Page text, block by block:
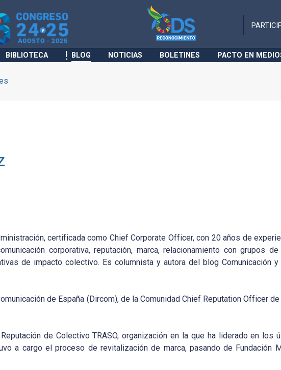
BIBLIOTECA BLOG NOTICIAS BOLETINES PACTO EN
certificada como Chief Corporate Officer, con 20 años de
corporativa, reputación, marca, relacionamiento con grupos
de impacto colectivo. Es columnista y autora del blog Comunicación y
de España (Dircom), de la Comunidad Chief Reputation Officer
de Colectivo TRASO, organización en la que ha liderado en los
a cargo el proceso de revitalización de marca, pasando de Fundación